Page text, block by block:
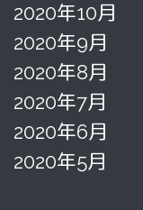
2020年10月
2020年9月
2020年8月
2020年7月
2020年6月
2020年5月